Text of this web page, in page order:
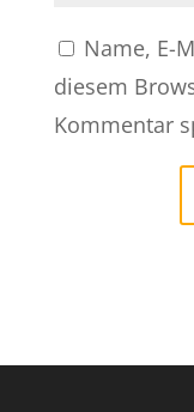
Name, E-
diesem
Kommentar